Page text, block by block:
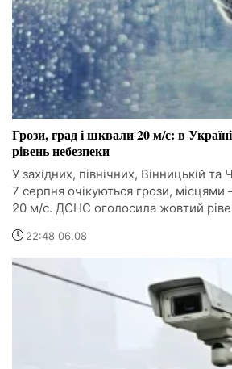
Грози, град і шквали 20 м/с: в
рівень небезпеки
У західних, північних, Вінницькій та
7 серпня очікуються грози,
20 м/с. ДСНС оголосила жовтий
22:48 06.08